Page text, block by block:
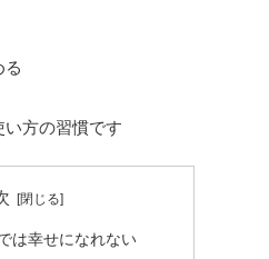
る
方の習慣です
は幸せになれない